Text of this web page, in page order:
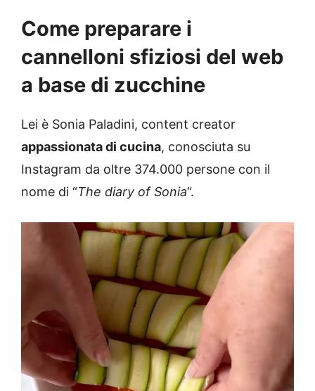
Come preparare i
cannelloni sfiziosi del web
a base di zucchine
Lei è Sonia Paladini, content creator
appassionata di cucina, conosciuta su
Instagram da oltre 374.000 persone con il
nome di “The diary of Sonia“.